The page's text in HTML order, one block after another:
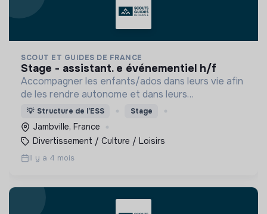
SCOUT ET GUIDES DE FRANCE
stage - assistant. e événementiel h/f
Accompagner les enfants/ados dans leurs vie afin
de les rendre autonome et dans leurs
responsabilités.
💡 Structure de l’ESS Stage
Jambville, France
Divertissement / Culture / Loisirs
Il y a 4 mois